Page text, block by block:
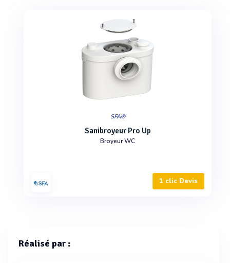
SFA®
Sanibroyeur Pro Up
Broyeur WC
1 clic Devis
Réalisé par :